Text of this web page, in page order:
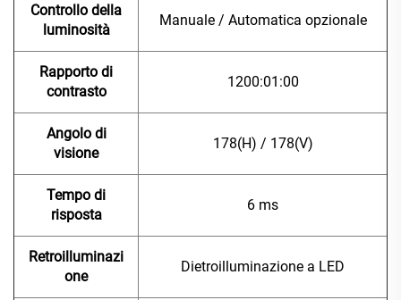
Controllo della
luminosità
Manuale / Automatica opzionale
Rapporto di
contrasto
1200:01:00
Angolo di
visione
178(H) / 178(V)
Tempo di
risposta
6 ms
Retroilluminazi
one
Dietroilluminazione a LED